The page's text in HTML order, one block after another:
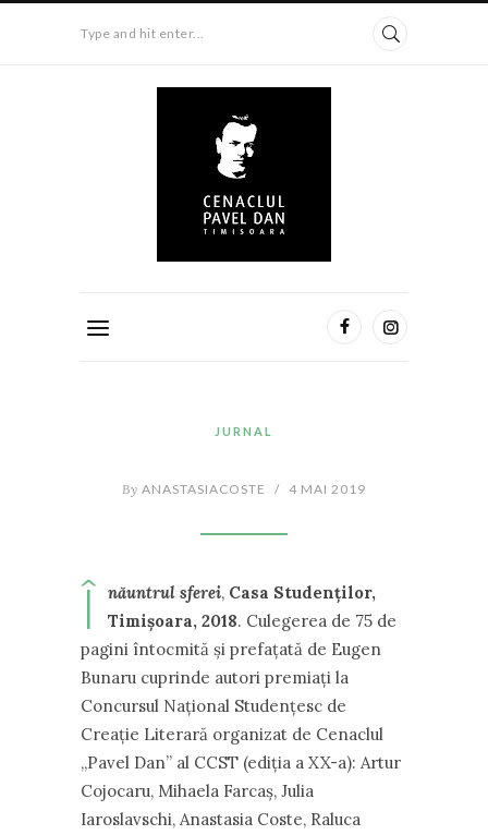
Type and hit enter...
JURNAL
By ANASTASIACOSTE / 4 MAI 2019
Î năuntrul sferei, Casa Studenţilor,
Timişoara, 2018. Culegerea de 75 de
pagini întocmită şi prefaţată de Eugen
Bunaru cuprinde autori premiaţi la
Concursul Naţional Studenţesc de
Creaţie Literară organizat de Cenaclul
„Pavel Dan” al CCST (ediţia a XX-a): Artur
Cojocaru, Mihaela Farcaş, Julia
Iaroslavschi, Anastasia Coste, Raluca